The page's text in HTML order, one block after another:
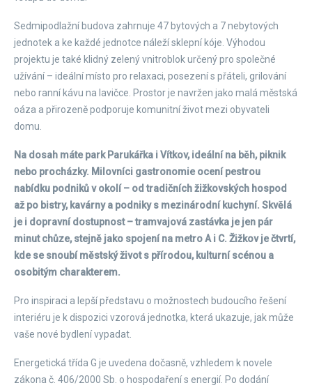
Sedmipodlažní budova zahrnuje 47 bytových a 7 nebytových
jednotek a ke každé jednotce náleží sklepní kóje. Výhodou
projektu je také klidný zelený vnitroblok určený pro společné
užívání – ideální místo pro relaxaci, posezení s přáteli, grilování
nebo ranní kávu na lavičce. Prostor je navržen jako malá městská
oáza a přirozeně podporuje komunitní život mezi obyvateli
domu.
Na dosah máte park Parukářka i Vítkov, ideální na běh, piknik
nebo procházky. Milovníci gastronomie ocení pestrou
nabídku podniků v okolí – od tradičních žižkovských hospod
až po bistry, kavárny a podniky s mezinárodní kuchyní. Skvělá
je i dopravní dostupnost – tramvajová zastávka je jen pár
minut chůze, stejně jako spojení na metro A i C. Žižkov je čtvrtí,
kde se snoubí městský život s přírodou, kulturní scénou a
osobitým charakterem.
Pro inspiraci a lepší představu o možnostech budoucího řešení
interiéru je k dispozici vzorová jednotka, která ukazuje, jak může
vaše nové bydlení vypadat.
Energetická třída G je uvedena dočasně, vzhledem k novele
zákona č. 406/2000 Sb. o hospodaření s energií. Po dodání